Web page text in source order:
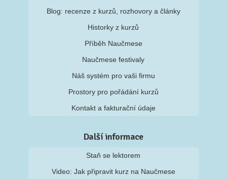
Blog: recenze z kurzů, rozhovory a články
Historky z kurzů
Příběh Naučmese
Naučmese festivaly
Náš systém pro vaši firmu
Prostory pro pořádání kurzů
Kontakt a fakturační údaje
Další informace
Staň se lektorem
Video: Jak připravit kurz na Naučmese